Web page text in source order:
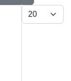
Tételek #